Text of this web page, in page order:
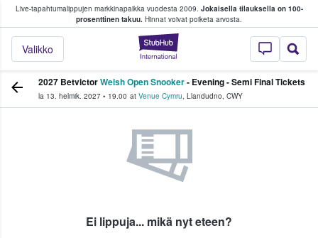
Live-tapahtumalippujen markkinapaikka vuodesta 2009. Jokaisella tilauksella on 100-
prosenttinen takuu. Hinnat voivat poiketa arvosta.
StubHub -
Valikko
fanit ostavat ja myyvät lippuja
2027 BetvictorWelsh Open Snooker- Evening - Semi Final Tickets
la 13. helmik. 2027 • 19.00 at Venue Cymru, Llandudno, CWY
Ei lippuja... mikä nyt eteen?